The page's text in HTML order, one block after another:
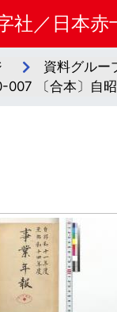
社／日本
資料グルー
007 〔合本〕自